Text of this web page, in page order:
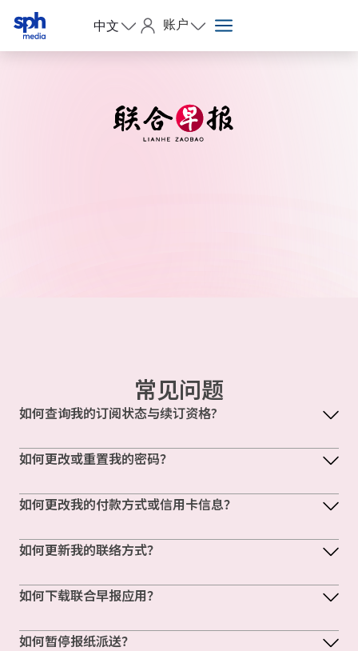
中文 账户
常见问题
如何查询我的订阅状态与续订资格?
如何更改或重置我的密码？
如何更改我的付款方式或信用卡信息？
如何更新我的联络方式？
如何下载联合早报应用？
如何暂停报纸派送？